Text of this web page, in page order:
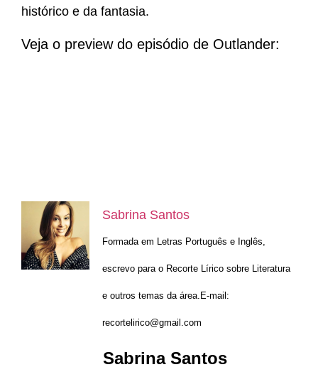
histórico e da fantasia.
Veja o preview do episódio de Outlander:
Sabrina Santos
Formada em Letras Português e Inglês,
escrevo para o Recorte Lírico sobre Literatura
e outros temas da área.E-mail:
recortelirico@gmail.com
Sabrina Santos